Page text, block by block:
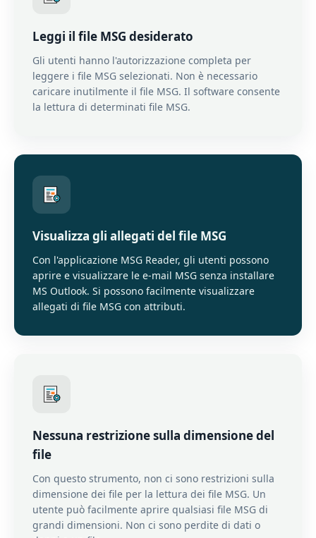
Leggi il file MSG desiderato
Gli utenti hanno l'autorizzazione completa per
leggere i file MSG selezionati. Non è necessario
caricare inutilmente il file MSG. Il software consente
la lettura di determinati file MSG.
Visualizza gli allegati del file MSG
Con l'applicazione MSG Reader, gli utenti possono
aprire e visualizzare le e-mail MSG senza installare
MS Outlook. Si possono facilmente visualizzare
allegati di file MSG con attributi.
Nessuna restrizione sulla dimensione del
file
Con questo strumento, non ci sono restrizioni sulla
dimensione dei file per la lettura dei file MSG. Un
utente può facilmente aprire qualsiasi file MSG di
grandi dimensioni. Non ci sono perdite di dati o